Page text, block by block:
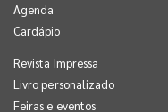
Agenda
Cardápio
Revista Impressa
Livro personalizado
Feiras e eventos